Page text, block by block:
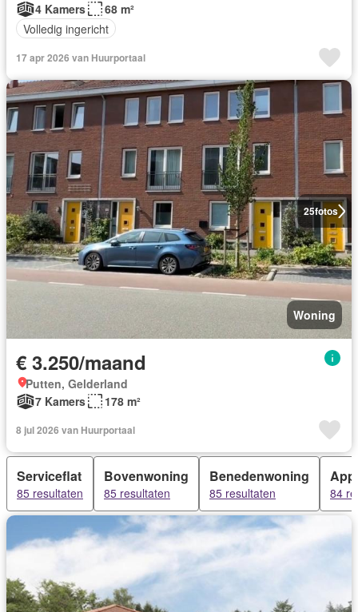
4 Kamers
68 m²
Volledig ingericht
17 apr 2026 van Huurportaal
25fotos
Woning
€ 3.250/maand
Putten, Gelderland
7 Kamers
178 m²
8 jul 2026 van Huurportaal
Serviceflat
85 resultaten
Bovenwoning
85 resultaten
Benedenwoning
85 resultaten 84